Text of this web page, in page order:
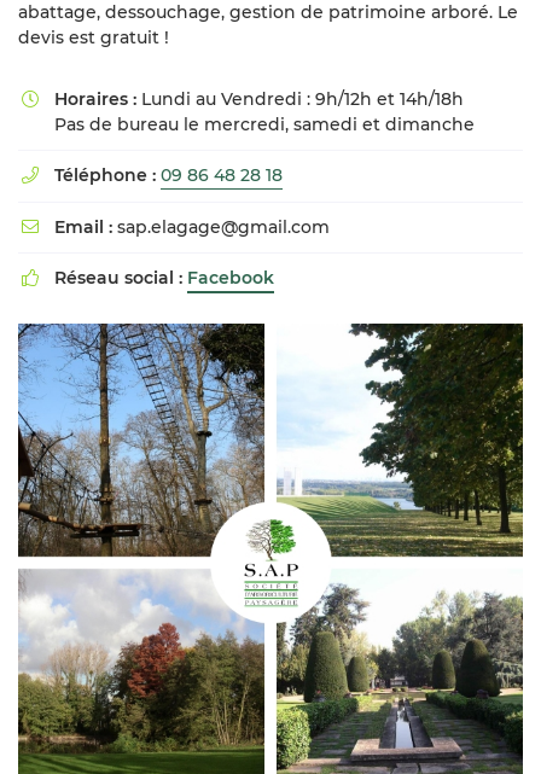
abattage, dessouchage, gestion de patrimoine arboré. Le
devis est gratuit !
 Horaires : Lundi au Vendredi : 9h/12h et 14h/18h
Pas de bureau le mercredi, samedi et dimanche
 Téléphone : 09 86 48 28 18
 Email : sap.elagage@gmail.com
 Réseau social : Facebook